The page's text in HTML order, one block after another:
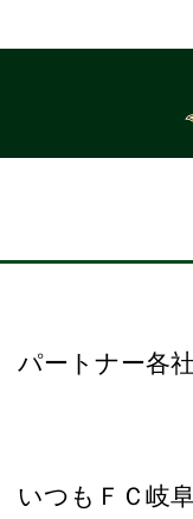
パートナー各
いつもＦＣ岐